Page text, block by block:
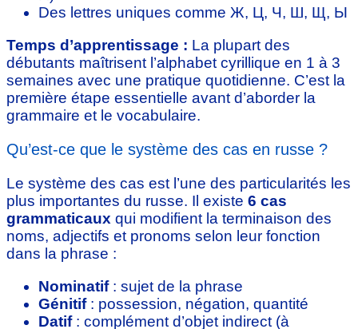
Des lettres uniques comme Ж, Ц, Ч, Ш, Щ, Ы
Temps d’apprentissage : La plupart des
débutants maîtrisent l’alphabet cyrillique en 1 à 3
semaines avec une pratique quotidienne. C’est la
première étape essentielle avant d’aborder la
grammaire et le vocabulaire.
Qu’est-ce que le système des cas en russe ?
Le système des cas est l’une des particularités les
plus importantes du russe. Il existe 6 cas
grammaticaux qui modifient la terminaison des
noms, adjectifs et pronoms selon leur fonction
dans la phrase :
Nominatif: sujet de la phrase
Génitif: possession, négation, quantité
Datif: complément d’objet indirect (à